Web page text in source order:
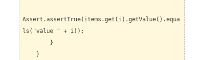
Assert.assertTrue(items.get(i).getValue().equa
ls("value " + i));
}
}